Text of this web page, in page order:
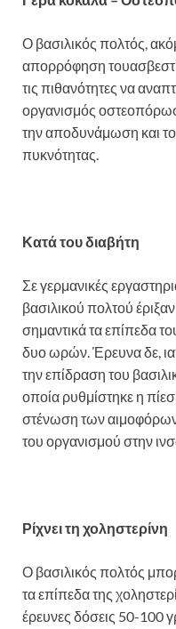
Ο βασιλικός πολτός,
απορρόφηση
τις πιθανότητες να
οργανισμός
την αποδυνάμωση και
πυκνότητας.
Κατά του διαβήτη
Σε γερμανικές
βασιλικού πολτού
σημαντικά τα επίπεδα
δυο ωρών. Έρευνα δε,
την επίδραση του
οποία ρυθμίστηκε η
στένωση των αιμοφόρων
του οργανισμού στην
Ρίχνει τη χοληστερίνη
Ο βασιλικός πολτός
τα επίπεδα της
έρευνες δόσεις 50-100